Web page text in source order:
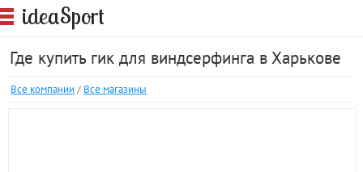
ideaSport
Где купить гик для виндсерфинга в Харькове
Все компании / Все магазины